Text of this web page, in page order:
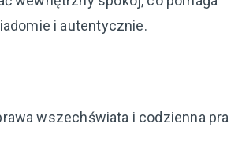
i autentycznie.
wszechświata i codzienna pra